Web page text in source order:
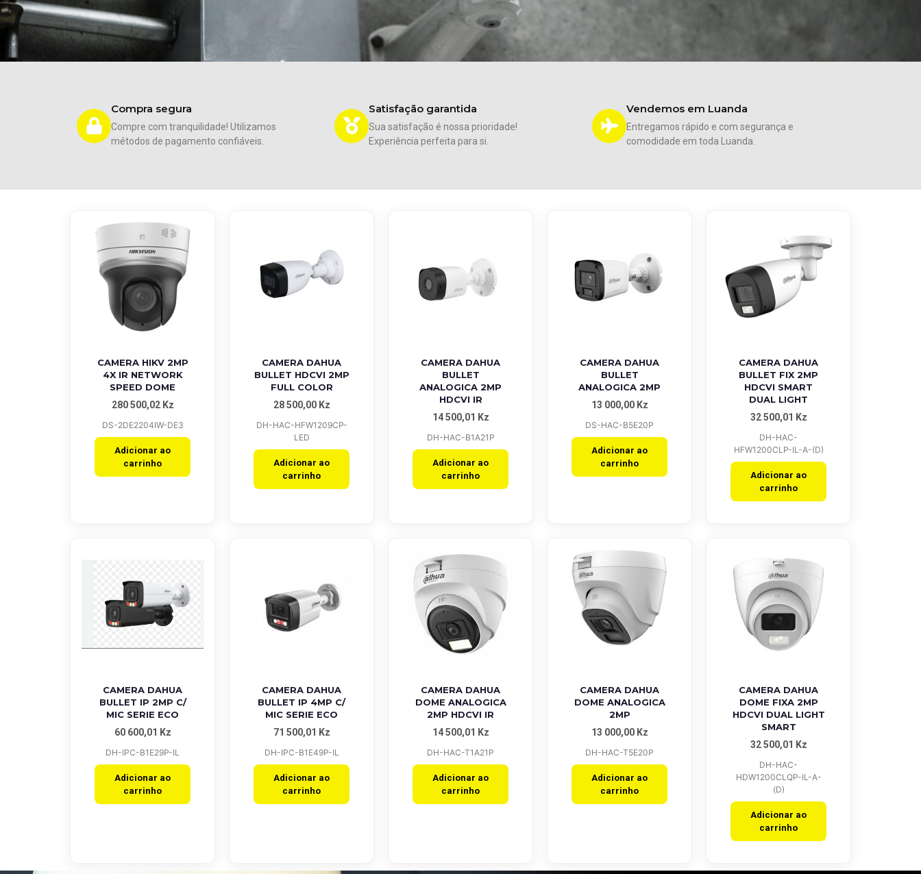
Compra segura
Compre com tranquilidade! Utilizamos
métodos de pagamento confiáveis.
Satisfação garantida
Sua satisfação é nossa prioridade!
Experiênciaperfeita para si.
Vendemos em Luanda
Entregamos rápido e com segurança e
comodidade em toda Luanda.
CAMERA HIKV 2MP
4X IR NETWORK
SPEED DOME
280 500,02 Kz
DS-2DE2204IW-DE3
Adicionar ao
carrinho
CAMERA DAHUA
BULLET HDCVI 2MP
FULL COLOR
28 500,00 Kz
DH-HAC-HFW1209CP-
LED
Adicionar ao
carrinho
CAMERA DAHUA
BULLET
ANALOGICA 2MP
HDCVI IR
14 500,01 Kz
DH-HAC-B1A21P
Adicionar ao
carrinho
CAMERA DAHUA
BULLET
ANALOGICA 2MP
13 000,00 Kz
DS-HAC-B5E20P
Adicionar ao
carrinho
CAMERA DAHUA
BULLET FIX 2MP
HDCVI SMART
DUAL LIGHT
32 500,01 Kz
DH-HAC-
HFW1200CLP-IL-A-(D)
Adicionar ao
carrinho
CAMERA DAHUA
BULLET IP 2MP C/
MIC SERIE ECO
60 600,01 Kz
DH-IPC-B1E29P-IL
Adicionar ao
carrinho
CAMERA DAHUA
BULLET IP 4MP C/
MIC SERIE ECO
71 500,01 Kz
DH-IPC-B1E49P-IL
Adicionar ao
carrinho
CAMERA DAHUA
DOME ANALOGICA
2MP HDCVI IR
14 500,01 Kz
DH-HAC-T1A21P
Adicionar ao
carrinho
CAMERA DAHUA
DOME ANALOGICA
2MP
13 000,00 Kz
DH-HAC-T5E20P
Adicionar ao
carrinho
CAMERA DAHUA
DOME FIXA 2MP
HDCVI DUAL LIGHT
SMART
32 500,01 Kz
DH-HAC-
HDW1200CLQP-IL-A-
(D)
Adicionar ao
carrinho